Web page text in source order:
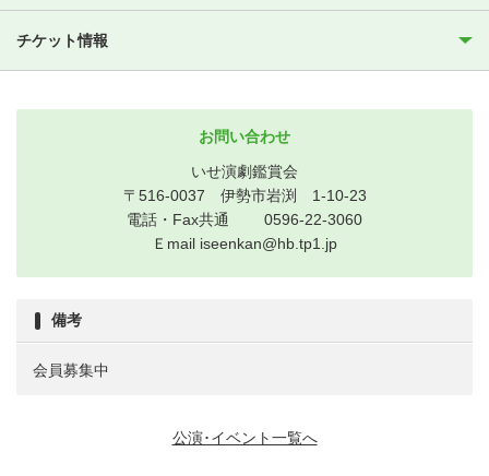
チケット情報
お問い合わせ
いせ演劇鑑賞会
〒516-0037 伊勢市岩渕 1-10-23
電話・Fax共通 0596-22-3060
Ｅmail iseenkan@hb.tp1.jp
備考
会員募集中
公演･イベント一覧へ